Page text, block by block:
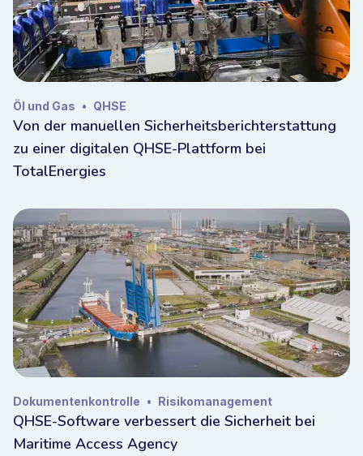
Öl und Gas • QHSE
Von der manuellen Sicherheitsberichterstattung
zu einer digitalen QHSE-Plattform bei
TotalEnergies
Dokumentenkontrolle • Risikomanagement
QHSE-Software verbessert die Sicherheit bei
Maritime Access Agency